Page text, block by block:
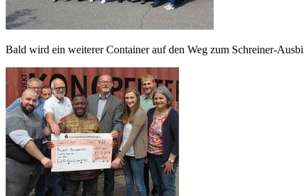
Bald wird ein weiterer Container auf den Weg zum Schreiner-